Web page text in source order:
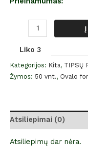
Liko 3
Kategorijos: Kita, TIPSŲ
Žymos: 50 vnt., Ovalo
Atsiliepimai (0)
Atsiliepimų dar nėra.